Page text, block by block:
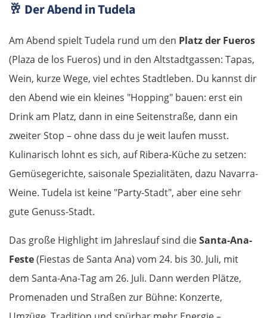
🥂 Der Abend in Tudela
Am Abend spielt Tudela rund um den Platz der Fueros
(Plaza de los Fueros) und in den Altstadtgassen: Tapas,
Wein, kurze Wege, viel echtes Stadtleben. Du kannst dir
den Abend wie ein kleines "Hopping" bauen: erst ein
Drink am Platz, dann in eine Seitenstraße, dann ein
zweiter Stop – ohne dass du je weit laufen musst.
Kulinarisch lohnt es sich, auf Ribera-Küche zu setzen:
Gemüsegerichte, saisonale Spezialitäten, dazu Navarra-
Weine. Tudela ist keine "Party-Stadt", aber eine sehr
gute Genuss-Stadt.
Das große Highlight im Jahreslauf sind dieSanta-Ana-
Feste(Fiestas de Santa Ana) vom 24. bis 30. Juli, mit
dem Santa-Ana-Tag am 26. Juli. Dann werden Plätze,
Promenaden und Straßen zur Bühne: Konzerte,
Asprovalta
Thessaloniki
Katerini
Elassona
Kalambaka
Meteora-Klöster
Karditsa
Lamia